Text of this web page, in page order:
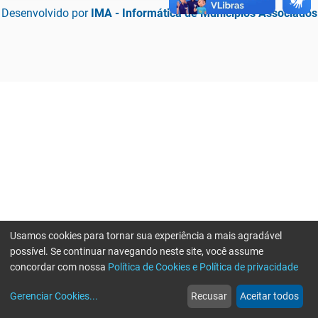
Desenvolvido por IMA - Informática de Municípios Associados
web
Notícias
more_horiz
Mais
Usamos cookies para tornar sua experiência a mais agradável
possível. Se continuar navegando neste site, você assume
concordar com nossa Política de Cookies e Política de privacidade
Gerenciar Cookies... Recusar Aceitar todos
Erro ao enviar informações, por favor tente novamente